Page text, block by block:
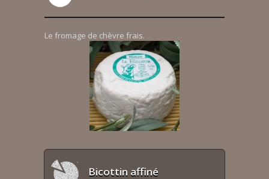
Le fromage de chèvre frais.
Bicottin affiné